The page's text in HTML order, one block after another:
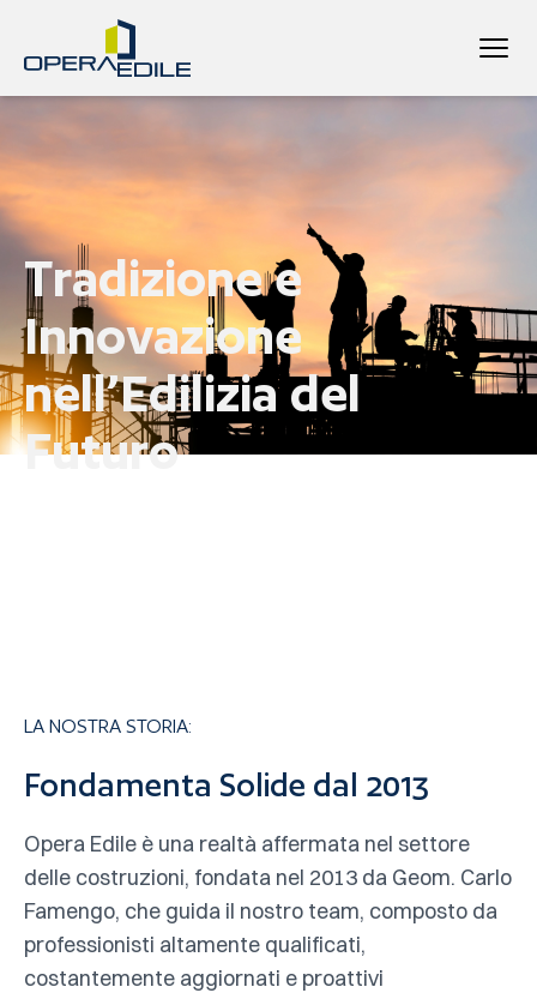
Tradizione e
Innovazione
nell’Edilizia del
Futuro
LA NOSTRA STORIA:
Fondamenta Solide dal 2013
Opera Edile è una realtà affermata nel settore
delle costruzioni, fondata nel 2013 da Geom. Carlo
Famengo, che guida il nostro team, composto da
professionisti altamente qualificati,
costantemente aggiornati e proattivi